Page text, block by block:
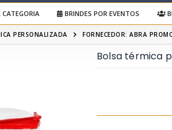
CATEGORIA BRINDES POR EVENTOS
PERSONALIZADA FORNECEDOR: ABRA
Bolsa térmica